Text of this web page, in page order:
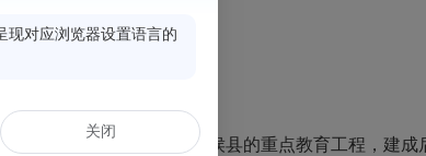
部完工。该项目是闽侯县的重点教育工程，建成
现对应浏览器设置语言的
关闭